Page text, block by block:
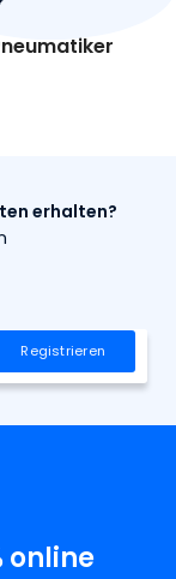
erhalten?
online